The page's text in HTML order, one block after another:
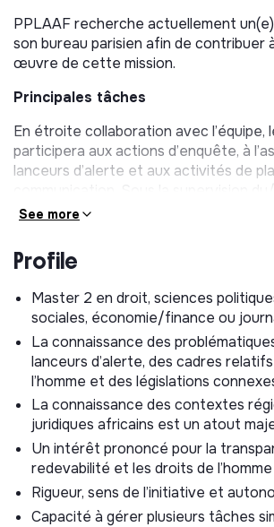
PPLAAF recherche actuellement
son bureau parisien afin de contribuer
œuvre de cette mission.
Principales tâches
En étroite collaboration avec l’équipe,
participera aux actions d’enquête, à
lanceurs d’alerte et aux activités de
communication. Sous la supervision
de projet et du Directeur des
Recevoir et suivre dossiers de
des notes juridiques et d’enquête,
procédures judiciaires en cours ;
Soutenir les activités de plaidoyer :
supports de communication et des
recherche, contribuer à la
d’interventions publiques ou de
Suivre les nouvelles évolutions en
protection des lanceurs d’alerte en
Apporter son soutien aux différents
par l’équipe de PPLAAF et aux
transversales de PPLAAF.
See more
Profile
Master 2 en droit, sciences
sociales, économie/finance ou
La connaissance des
lanceurs d’alerte, des cadres
l’homme et des législations
La connaissance des contextes
juridiques africains est un atout
Un intérêt prononcé pour la
redevabilité et les droits de l’homme
Rigueur, sens de l’initiative et
Capacité à gérer plusieurs tâches